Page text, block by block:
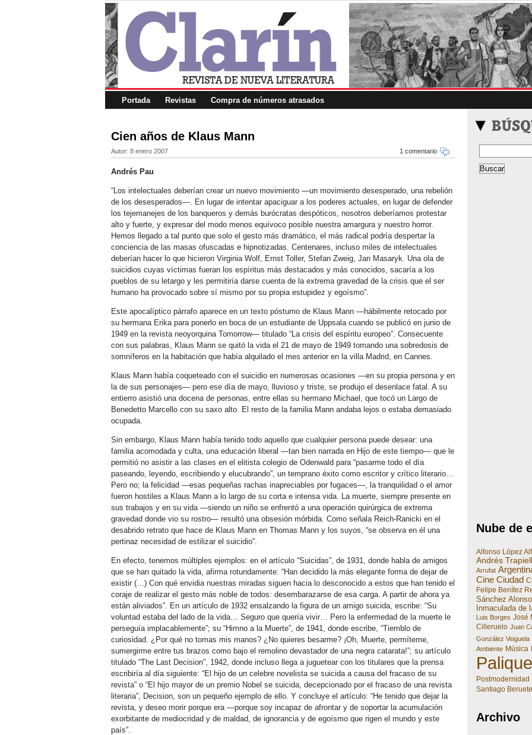
Portada Revistas Compra de números atrasados
Cien años de Klaus Mann
1 comentario
Autor: 8 enero 2007
Andrés Pau
“Los intelectuales deberían crear un nuevo movimiento —un movimiento desesperado, una rebelión
de los desesperados—. En lugar de intentar apaciguar a los poderes actuales, en lugar de defender
los tejemanejes de los banqueros y demás burócratas despóticos, nosotros deberíamos protestar
alto y fuerte, y expresar del modo menos equívoco posible nuestra amargura y nuestro horror.
Hemos llegado a tal punto que solo el gesto más dramático, el más radical podría despertar la
conciencia de las masas ofuscadas e hipnotizadas. Centenares, incluso miles de intelectuales
deberían hacer lo que hicieron Virginia Wolf, Ernst Toller, Stefan Zweig, Jan Masaryk. Una ola de
suicidios cuyas víctimas fueran los espíritus más destacados y más conocidos, sacaría a los
pueblos de su letargo y les permitiría darse cuenta de la extrema gravedad de la crisis que el ser
humano ha provocado sobre sí mismo por su propia estupidez y egoísmo”.
Este apocalíptico párrafo aparece en un texto póstumo de Klaus Mann —hábilmente retocado por
su hermana Erika para ponerlo en boca de un estudiante de Uppsala cuando se publicó en junio de
1949 en la revista neoyorquina Tomorrow— titulado “La crisis del espíritu europeo”. Consecuente
con sus palabras, Klaus Mann se quitó la vida el 21 de mayo de 1949 tomando una sobredosis de
somníferos en la habitación que había alquilado el mes anterior en la villa Madrid, en Cannes.
Klaus Mann había coqueteado con el suicidio en numerosas ocasiones —en su propia persona y en
la de sus personajes— pero ese día de mayo, lluvioso y triste, se produjo el desenlace fatal. A su
entierro asistió una docena de personas, entre ellas su hermano Michael, que tocó un Largo de
Benedetto Marcello con su saxo alto. El resto de la familia Mann andaba lejos o estaba demasiado
ocupada.
Sin embargo, Klaus Mann había tenido todo aquello que cualquier persona puede desear: una
familia acomodada y culta, una educación liberal —tan bien narrada en Hijo de este tiempo— que le
permitió no asistir a las clases en el elitista colegio de Odenwald para “pasarme todo el día
paseando, leyendo, escribiendo y elucubrando”, un temprano éxito como escritor y crítico literario…
Pero no; la felicidad —esas pequeñas rachas inapreciables por fugaces—, la tranquilidad o el amor
fueron hostiles a Klaus Mann a lo largo de su corta e intensa vida. La muerte, siempre presente en
sus trabajos y en su vida —siendo un niño se enfrentó a una operación quirúrgica de extrema
gravedad donde vio su rostro— resultó una obsesión mórbida. Como señala Reich-Ranicki en el
desabrido retrato que hace de Klaus Mann en Thomas Mann y los suyos, “se observa en él una
pertinaz necesidad de estilizar el suicidio”.
En efecto, tenemos múltiples ejemplos: en el artículo “Suicidas”, de 1931, donde habla de amigos
que se han quitado la vida, afirma rotundamente: “Han decidido la más elegante forma de dejar de
existir (…) Con qué envidia nuestras miradas siguen hacia lo desconocido a estos que han tenido el
coraje de realizar el gesto más noble de todos: desembarazarse de esa carga. A partir de ahora ya
están aliviados”. En un artículo de 1932 ensalzando la figura de un amigo suicida, escribe: “Su
voluntad estaba del lado de la vida… Seguro que quería vivir… Pero la enfermedad de la muerte le
perseguía implacablemente”; su “Himno a la Muerte”, de 1941, donde escribe, “Tiemblo de
curiosidad. ¿Por qué no tomas mis manos? ¿No quieres besarme? ¡Oh, Muerte, permíteme,
sumergirme entre tus brazos como bajo el remolino devastador de una negra catarata!”; su artículo
titulado “The Last Decision”, 1942, donde incluso llega a juguetear con los titulares que la prensa
escribiría al día siguiente: “El hijo de un celebre novelista se suicida a causa del fracaso de su
revista” o “El hijo mayor de un premio Nobel se suicida, decepcionado por el fracaso de una revista
literaria”, Decision, son un pequeño ejemplo de ello. Y concluye el artículo: “He tenido que dejar la
revista, y deseo morir porque era —porque soy incapaz de afrontar y de soportar la acumulación
exorbitante de mediocridad y de maldad, de ignorancia y de egoísmo que rigen el mundo y este
país”.
Nube de
Alfonso López
Andrés
Arrufat
Cine Ciudad
Felipe Benítez
Sánchez Alonso
Inmaculada de
Luis Borges José
Cilleruelo Juan
González Veiguela
Ambiente Música
Postmodernidad
Santiago Beruete
Archivo